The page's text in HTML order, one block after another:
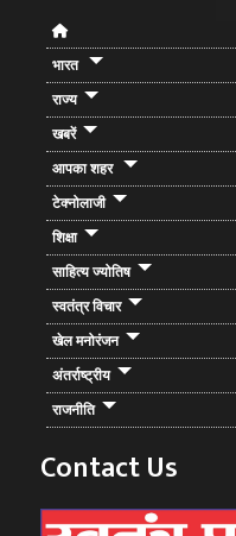
भारत
राज्य
खबरें
आपका शहर
टेक्नोलाजी
शिक्षा
साहित्य ज्योतिष
स्वतंत्र विचार
खेल मनोरंजन
अंतर्राष्ट्रीय
राजनीति
Contact Us